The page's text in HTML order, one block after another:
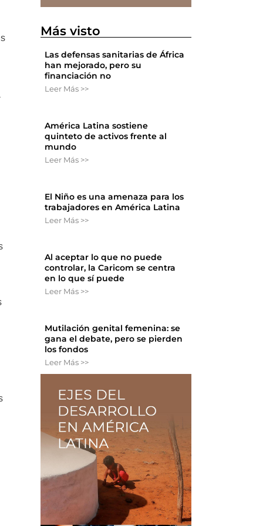
Más visto
Las defensas sanitarias de África
han mejorado, pero su
financiación no
Leer Más >>
América Latina sostiene
quinteto de activos frente al
mundo
Leer Más >>
El Niño es una amenaza para los
trabajadores en América Latina
Leer Más >>
Al aceptar lo que no puede
controlar, la Caricom se centra
en lo que sí puede
Leer Más >>
Mutilación genital femenina: se
gana el debate, pero se pierden
los fondos
Leer Más >>